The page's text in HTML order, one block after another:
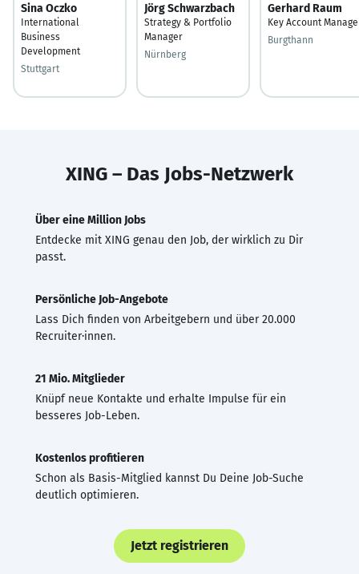
Sina Oczko
International
Business
Development
Stuttgart
Jörg Schwarzbach
Strategy & Portfolio
Manager
Nürnberg
Gerhard Raum
Key Account
Burgthann
XING – Das Jobs-Netzwerk
Über eine Million Jobs
Entdecke mit XING genau den Job, der wirklich zu Dir
passt.
Persönliche Job-Angebote
Lass Dich finden von Arbeitgebern und über 20.000
Recruiter·innen.
21 Mio. Mitglieder
Knüpf neue Kontakte und erhalte Impulse für ein
besseres Job-Leben.
Kostenlos profitieren
Schon als Basis-Mitglied kannst Du Deine Job-Suche
deutlich optimieren.
Jetzt registrieren